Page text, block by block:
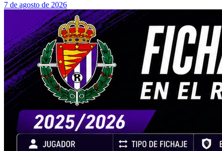
7 de agosto de 2026